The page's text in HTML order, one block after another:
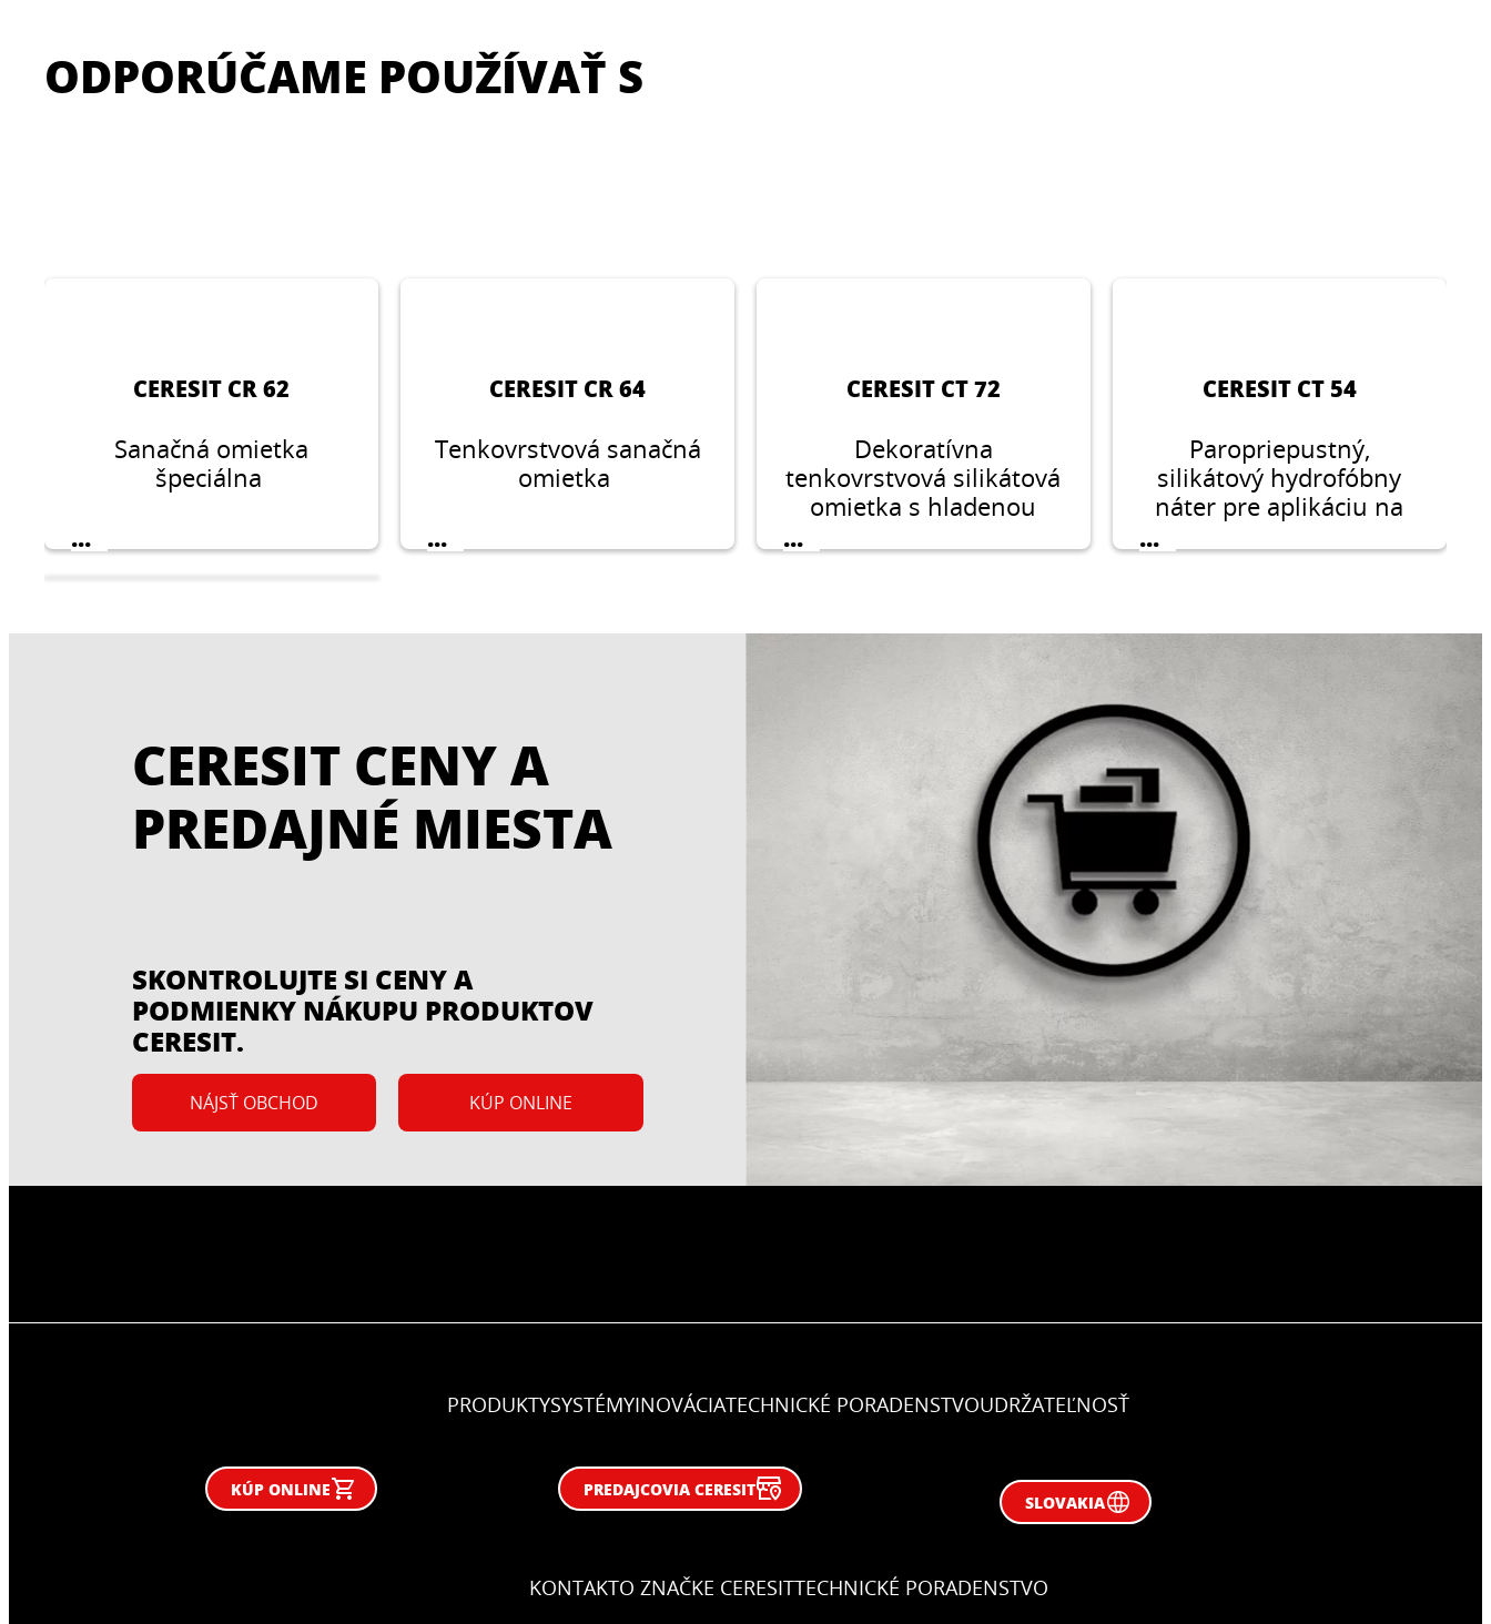
ODPORÚČAME POUŽÍVAŤ S
CERESIT CR 62
Sanačná omietka
špeciálna
...
CERESIT CR 64
Tenkovrstvová sanačná
omietka
...
CERESIT CT 72
Dekoratívna
tenkovrstvová silikátová
omietka s hladenou
štruktúrou vo veľkosti
zrna 1,5 mm, 2,0 mm a
...
CERESIT CT 54
Paropriepustný,
silikátový hydrofóbny
náter pre aplikáciu na
exteriér.
...
Kontaktná emulzia
CERESIT CENY A
PREDAJNÉ MIESTA
SKONTROLUJTE SI CENY A
PODMIENKY NÁKUPU PRODUKTOV
CERESIT.
NÁJSŤ OBCHOD KÚP ONLINE
PRODUKTYSYSTÉMYINOVÁCIATECHNICKÉ PORADENSTVOUDRŽATEĽNOSŤ
KÚP ONLINE PREDAJCOVIA CERESIT
SLOVAKIA
KONTAKTO ZNAČKE CERESITTECHNICKÉ PORADENSTVO